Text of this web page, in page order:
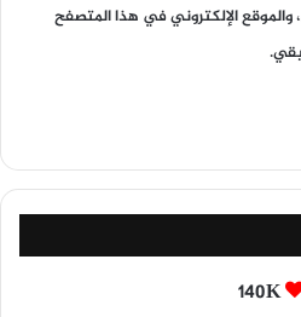
الإلكتروني في هذا المتصفح
140K